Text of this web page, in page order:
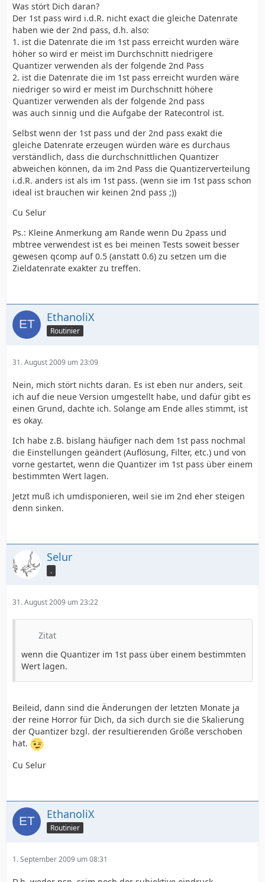
Was stört Dich daran?
Der 1st pass wird i.d.R. nicht exact die gleiche Datenrate
haben wie der 2nd pass, d.h. also:
1. ist die Datenrate die im 1st pass erreicht wurden wäre
höher so wird er meist im Durchschnitt niedrigere
Quantizer verwenden als der folgende 2nd Pass
2. ist die Datenrate die im 1st pass erreicht wurden wäre
niedriger so wird er meist im Durchschnitt höhere
Quantizer verwenden als der folgende 2nd pass
was auch sinnig und die Aufgabe der Ratecontrol ist.
Selbst wenn der 1st pass und der 2nd pass exakt die
gleiche Datenrate erzeugen würden wäre es durchaus
verständlich, dass die durchschnittlichen Quantizer
abweichen können, da im 2nd Pass die Quantizerverteilung
i.d.R. anders ist als im 1st pass. (wenn sie im 1st pass schon
ideal ist brauchen wir keinen 2nd pass ;))
Cu Selur
Ps.: Kleine Anmerkung am Rande wenn Du 2pass und
mbtree verwendest ist es bei meinen Tests soweit besser
gewesen qcomp auf 0.5 (anstatt 0.6) zu setzen um die
Zieldatenrate exakter zu treffen.
EthanoliX
Routinier
31. August 2009 um 23:09
Nein, mich stört nichts daran. Es ist eben nur anders, seit
ich auf die neue Version umgestellt habe, und dafür gibt es
einen Grund, dachte ich. Solange am Ende alles stimmt, ist
es okay.
Ich habe z.B. bislang häufiger nach dem 1st pass nochmal
die Einstellungen geändert (Auflösung, Filter, etc.) und von
vorne gestartet, wenn die Quantizer im 1st pass über einem
bestimmten Wert lagen.
Jetzt muß ich umdisponieren, weil sie im 2nd eher steigen
denn sinken.
Selur
.
31. August 2009 um 23:22
Zitat
wenn die Quantizer im 1st pass über einem bestimmten
Wert lagen.
Beileid, dann sind die Änderungen der letzten Monate ja
der reine Horror für Dich, da sich durch sie die Skalierung
der Quantizer bzgl. der resultierenden Größe verschoben
hat.
Cu Selur
EthanoliX
Routinier
1. September 2009 um 08:31